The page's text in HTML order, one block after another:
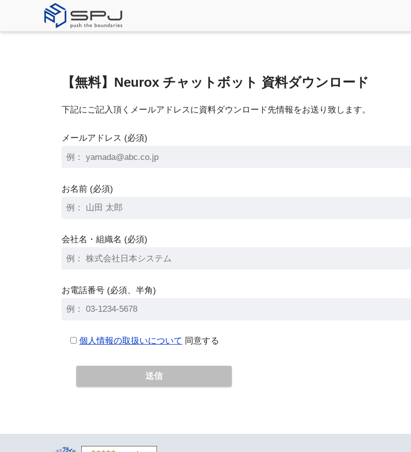
【無料】Neurox チャットボット 資料ダウンロード
下記にご記入頂くメールアドレスに資料ダウンロード先情報をお送り致します。
メールアドレス (必須)
お名前 (必須)
会社名・組織名 (必須)
お電話番号 (必須、半角)
個人情報の取扱いについて 同意する